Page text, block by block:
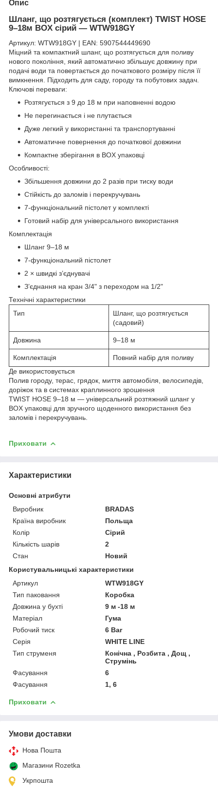
Опис
Шланг, що розтягується (комплект) TWIST HOSE
9–18м BOX сірий — WTW918GY
Артикул: WTW918GY | EAN: 5907544449690
Міцний та компактний шланг, що розтягується для поливу
нового покоління, який автоматично збільшує довжину при
подачі води та повертається до початкового розміру після її
вимкнення. Підходить для саду, городу та побутових задач.
Ключові переваги:
Розтягується з 9 до 18 м при наповненні водою
Не перегинається і не плутається
Дуже легкий у використанні та транспортуванні
Автоматичне повернення до початкової довжини
Компактне зберігання в BOX упаковці
Особливості:
Збільшення довжини до 2 разів при тиску води
Стійкість до заломів і перекручувань
7-функціональний пістолет у комплекті
Готовий набір для універсального використання
Комплектація
Шланг 9–18 м
7-функціональний пістолет
2 × швидкі з’єднувачі
З’єднання на кран 3/4" з переходом на 1/2"
Технічні характеристики
Тип
Шланг, що розтягується
(садовий)
Довжина 9–18 м
Комплектація
Повний набір для поливу
Де використовується
Полив городу, терас, грядок, миття автомобіля, велосипедів,
доріжок та в системах краплинного зрошення
TWIST HOSE 9–18 м — універсальний розтяжний шланг у
BOX упаковці для зручного щоденного використання без
заломів і перекручувань.
Приховати
Характеристики
Основні атрибути
Виробник
BRADAS
Країна виробник
Польща
Колір
Сірий
Кількість шарів
2
Стан
Новий
Користувальницькі характеристики
Артикул
WTW918GY
Тип паковання
Коробка
Довжина у бухті
9 м -18 м
Матеріал
Гума
Робочий тиск
6 Bar
Серія
WHITE LINE
Тип струменя
Конічна , Розбита , Дощ ,
Струмінь
Фасування
6
Фасування
1, 6
Приховати
Умови доставки
Нова Пошта
Магазини Rozetka
Укрпошта